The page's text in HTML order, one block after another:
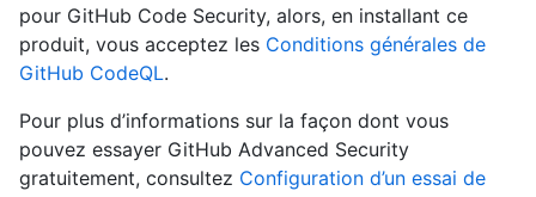
pour GitHub Code Security, alors, en installant ce
produit, vous acceptez les Conditions générales de
GitHub CodeQL.
Pour plus d’informations sur la façon dont vous
pouvez essayer GitHub Advanced Security
gratuitement, consultez Configuration d’un essai de